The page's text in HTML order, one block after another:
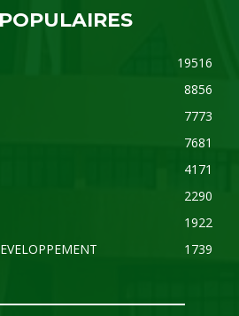
19516
8856
7773
7681
4171
2290
1922
1739